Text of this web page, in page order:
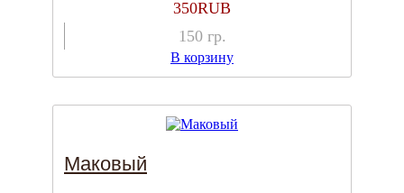
350RUB
150 гр.
В корзину
Маковый